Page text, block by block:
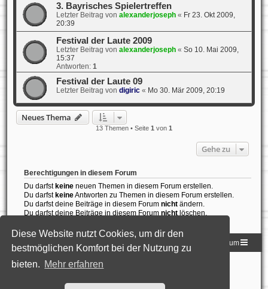
Diese Website nutzt Cookies, um dir den
bestmöglichen Komfort bei der Nutzung zu
bieten. Mehr erfahren
3. Bayrisches Spielertreffen
Letzter Beitrag von alexanderjoseph« Fr 23. Okt 2009,
20:39
Festival der Laute 2009
Letzter Beitrag von alexanderjoseph« So 10. Mai 2009,
15:37
Antworten: 1
Festival der Laute 09
Letzter Beitrag von digiric« Mo 30. Mär 2009, 20:19
Neues Thema
13 Themen • Seite 1 von 1
Gehe zu
Berechtigungen in diesem Forum
Du darfstkeineneuen Themen in diesem Forum erstellen.
Du darfstkeineAntworten zu Themen in diesem Forum erstellen.
Du darfst deine Beiträge in diesem Forum nichtändern.
Du darfst deine Beiträge in diesem Forum nichtlöschen.
Homepage der DLG Foren-Übersicht Impressum
Powered byphpBB® Forum Software © phpBB Limited
Style: Black-Silver-Split by Joyce&LunaphpBB-Style-Design